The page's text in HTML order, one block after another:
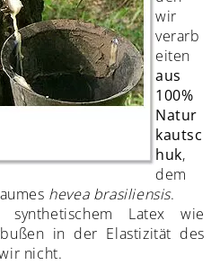
wir
verarb
eiten
aus
100%
Natur
kautsc
huk,
dem
hevea brasiliensis.
synthetischem Latex wie
in der Elastizität des
nicht.